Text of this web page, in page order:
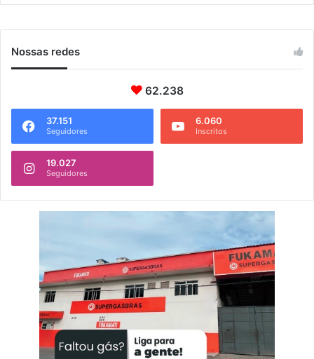
Nossas redes
62.238
37.151
Seguidores
6.060
Inscritos
19.027
Seguidores